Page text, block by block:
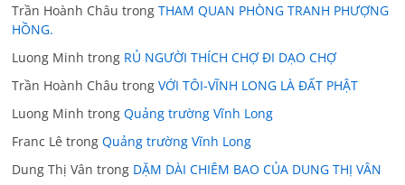
Trần Hoành Châu trongTHAM QUAN PHÒNG TRANH PHƯỢNG
HỒNG.
Luong Minh trong RỦ NGƯỜI THÍCH CHỢ ĐI DẠO CHỢ
Trần Hoành Châu trongVỚI TÔI-VĨNH LONG LÀ ĐẤT PHẬT
Luong Minh trongQuảng trường Vĩnh Long
Franc Lê trongQuảng trường Vĩnh Long
Dung Thị Vân trong DẶM DÀI CHIÊM BAO CỦA DUNG THỊ VÂN